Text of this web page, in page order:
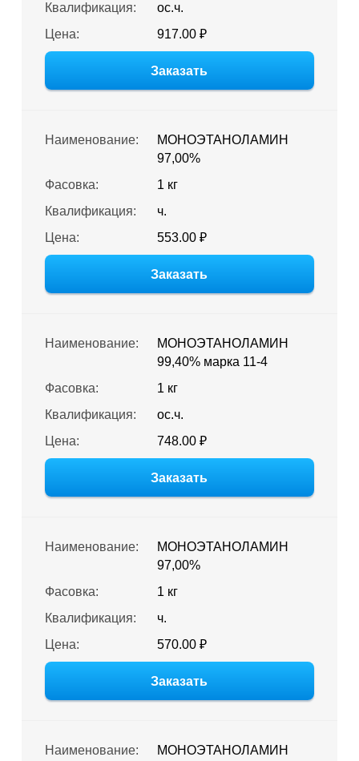
Квалификация:
ос.ч.
Цена:
917.00 ₽
Заказать
Наименование:
МОНОЭТАНОЛАМИН
97,00%
Фасовка:
1 кг
Квалификация:
ч.
Цена:
553.00 ₽
Заказать
Наименование:
МОНОЭТАНОЛАМИН
99,40% марка 11-4
Фасовка:
1 кг
Квалификация:
ос.ч.
Цена:
748.00 ₽
Заказать
Наименование:
МОНОЭТАНОЛАМИН
97,00%
Фасовка:
1 кг
Квалификация:
ч.
Цена:
570.00 ₽
Заказать
Наименование: МОНОЭТАНОЛАМИН